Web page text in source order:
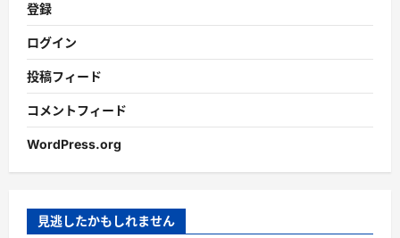
登録
ログイン
投稿フィード
コメントフィード
WordPress.org
見逃したかもしれません